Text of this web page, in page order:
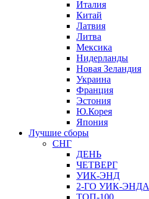
Италия
Китай
Латвия
Литва
Мексика
Нидерланды
Новая Зеландия
Украина
Франция
Эстония
Ю.Корея
Япония
Лучшие сборы
СНГ
ДЕНЬ
ЧЕТВЕРГ
УИК-ЭНД
2-ГО УИК-ЭНДА
ТОП-100